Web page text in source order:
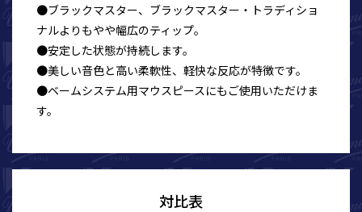
●ブラックマスター、ブラックマスター・トラディショ
ナルよりもやや幅広のティップ。
●安定した状態が持続します。
●美しい音色と高い柔軟性、軽快な反応が特徴です。
●ベームシステム用マウスピースにもご使用いただけま
す。
対比表